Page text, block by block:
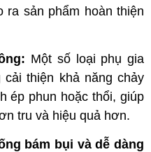
ra sản phẩm hoàn thiện
Một số loại phụ gia
thiện khả năng chảy
ép phun hoặc thổi, giúp
tru và hiệu quả hơn.
bám bụi và dễ dàng